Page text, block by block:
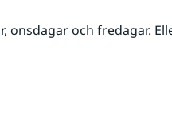
onsdagar och fredagar.